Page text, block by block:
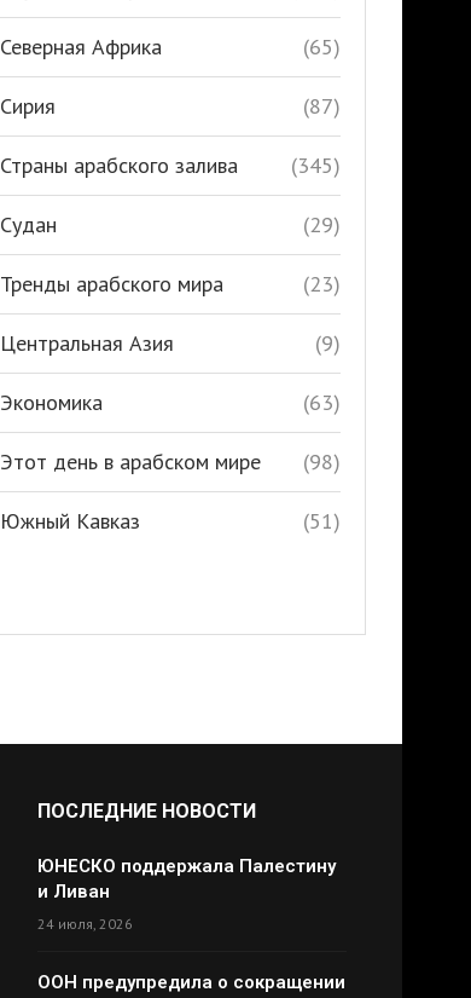
Северная Африка (65)
Сирия (87)
Страны арабского залива (345)
Судан (29)
Тренды арабского мира (23)
Центральная Азия (9)
Экономика (63)
Этот день в арабском мире (98)
Южный Кавказ (51)
ПОСЛЕДНИЕ НОВОСТИ
ЮНЕСКО поддержала Палестину
и Ливан
24 июля, 2026
ООН предупредила о сокращении